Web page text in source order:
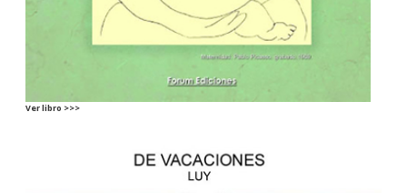
Ver libro >>>